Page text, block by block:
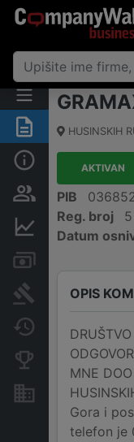
Sažetak
Osobe i
Finansijski
Arhiva
Promjene
Konkurentne
Nekretnine i
HUSINSKIH
AKTIVAN
PIB
Reg. broj
Datum
OPIS
MNE
Gora i
telefon je